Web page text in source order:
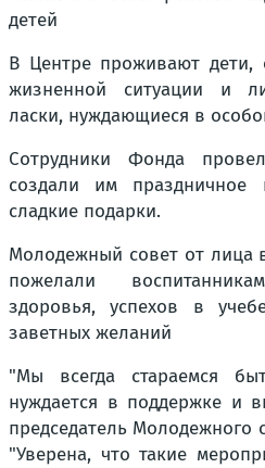
детей
В Центре проживают дети,
жизненной ситуации и
ласки, нуждающиеся в
Сотрудники Фонда
создали им праздничное
сладкие подарки.
Молодежный совет от лица
пожелали
здоровья, успехов в
заветных желаний
"Мы всегда стараемся
нуждается в поддержке и
председатель Молодежного
"Уверена, что такие